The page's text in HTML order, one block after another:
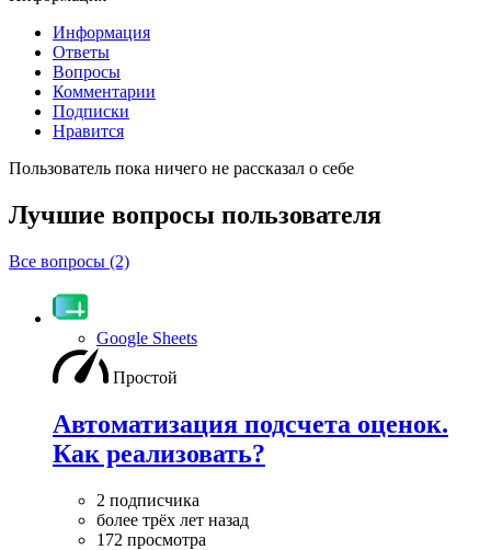
Информация
Ответы
Вопросы
Комментарии
Подписки
Нравится
Пользователь пока ничего не рассказал о себе
Лучшие вопросы пользователя
Все вопросы (2)
Google Sheets
Простой
Автоматизация подсчета оценок.
Как реализовать?
2 подписчика
более трёх лет назад
172 просмотра